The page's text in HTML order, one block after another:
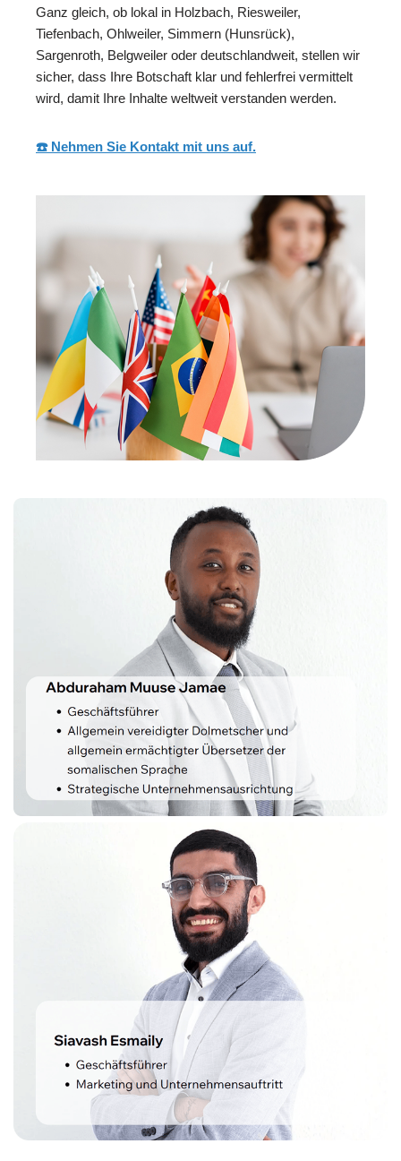
Ganz gleich, ob lokal in Holzbach, Riesweiler,
Tiefenbach, Ohlweiler, Simmern (Hunsrück),
Sargenroth, Belgweiler oder deutschlandweit, stellen wir
sicher, dass Ihre Botschaft klar und fehlerfrei vermittelt
wird, damit Ihre Inhalte weltweit verstanden werden.
☎️ Nehmen Sie Kontakt mit uns auf.